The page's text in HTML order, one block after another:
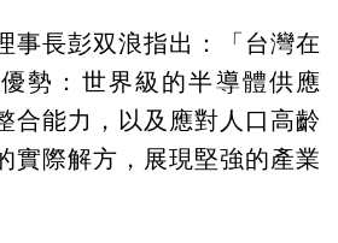
事長彭双浪指出：「台灣在
勢：世界級的半導體供應
合能力，以及應對人口高齡
實際解方，展現堅強的產業